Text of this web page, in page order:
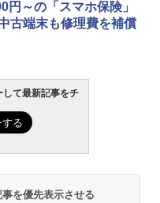
円～の「スマホ保険」
古端末も修理費を補償
て最新記事をチ
を優先表示させる